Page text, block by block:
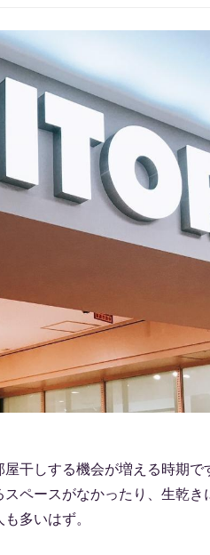
干しする機会が増える時期で
ペースがなかったり、生乾き
多いはず。